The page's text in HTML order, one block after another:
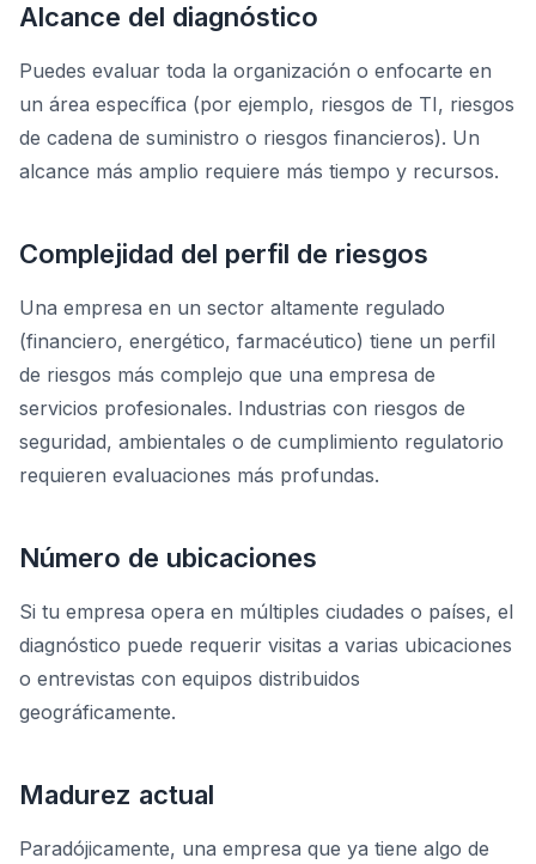
Alcance del diagnóstico
Puedes evaluar toda la organización o enfocarte en
un área específica (por ejemplo, riesgos de TI, riesgos
de cadena de suministro o riesgos financieros). Un
alcance más amplio requiere más tiempo y recursos.
Complejidad del perfil de riesgos
Una empresa en un sector altamente regulado
(financiero, energético, farmacéutico) tiene un perfil
de riesgos más complejo que una empresa de
servicios profesionales. Industrias con riesgos de
seguridad, ambientales o de cumplimiento regulatorio
requieren evaluaciones más profundas.
Número de ubicaciones
Si tu empresa opera en múltiples ciudades o países, el
diagnóstico puede requerir visitas a varias ubicaciones
o entrevistas con equipos distribuidos
geográficamente.
Madurez actual
Paradójicamente, una empresa que ya tiene algo de